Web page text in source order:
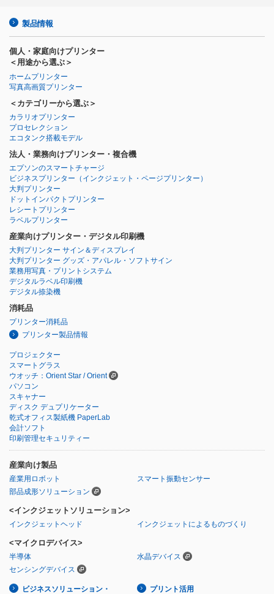
製品情報
個人・家庭向けプリンター
＜用途から選ぶ＞
ホームプリンター
写真高画質プリンター
＜カテゴリーから選ぶ＞
カラリオプリンター
プロセレクション
エコタンク搭載モデル
法人・業務向けプリンター・複合機
エプソンのスマートチャージ
ビジネスプリンター （インクジェット・ページプリンター）
大判プリンター
ドットインパクトプリンター
レシートプリンター
ラベルプリンター
産業向けプリンター・デジタル印刷機
大判プリンター サイン＆ディスプレイ
大判プリンター グッズ・アパレル・ソフトサイン
業務用写真・プリントシステム
デジタルラベル印刷機
デジタル捺染機
消耗品
プリンター消耗品
プリンター製品情報
プロジェクター
スマートグラス
ウオッチ：Orient Star / Orient
パソコン
スキャナー
ディスク デュプリケーター
乾式オフィス製紙機 PaperLab
会計ソフト
印刷管理セキュリティー
産業向け製品
産業用ロボット
スマート振動センサー
部品成形ソリューション
<インクジェットソリューション>
インクジェットヘッド インクジェットによるものづくり
<マイクロデバイス>
半導体
水晶デバイス
センシングデバイス
ビジネスソリューション・ プリント活用